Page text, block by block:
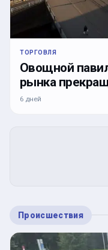
ТОРГОВЛЯ
Овощной
рынка
6 дней
Происшествия